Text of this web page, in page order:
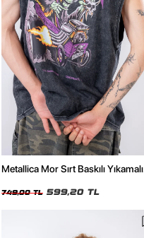
Metallica Mor Sırt Baskılı Yıkamalı
749,00 TL 599,20 TL